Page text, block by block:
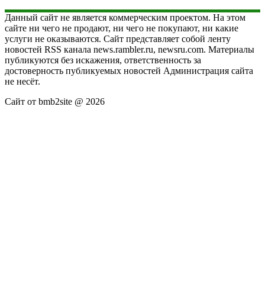
Данный сайт не является коммерческим проектом. На этом
сайте ни чего не продают, ни чего не покупают, ни какие
услуги не оказываются. Сайт представляет собой ленту
новостей RSS канала news.rambler.ru, newsru.com. Материалы
публикуются без искажения, ответственность за
достоверность публикуемых новостей Администрация сайта
не несёт.
Сайт от bmb2site @ 2026